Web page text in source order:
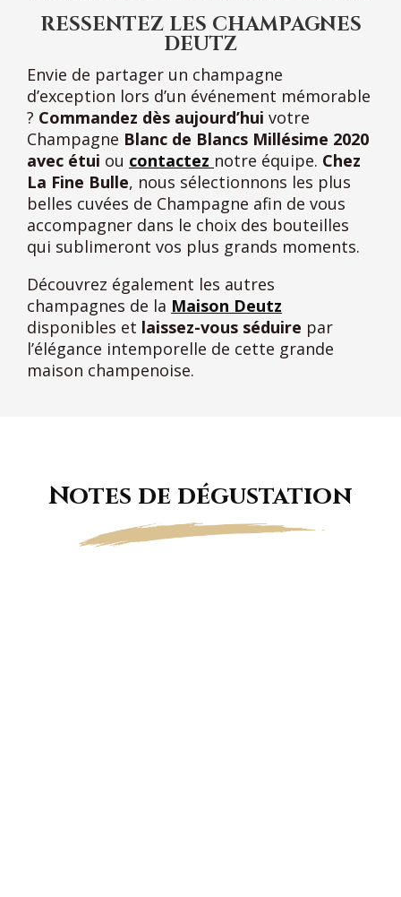
RESSENTEZ LES CHAMPAGNES
DEUTZ
Envie de partager un champagne
d’exception lors d’un événement mémorable
? Commandez dès aujourd’hui votre
Champagne Blanc de Blancs Millésime 2020
avec étui ou contactez notre équipe. Chez
La Fine Bulle, nous sélectionnons les plus
belles cuvées de Champagne afin de vous
accompagner dans le choix des bouteilles
qui sublimeront vos plus grands moments.
Découvrez également les autres
champagnes de la Maison Deutz
disponibles et laissez-vous séduire par
l’élégance intemporelle de cette grande
maison champenoise.
Notes de dégustation